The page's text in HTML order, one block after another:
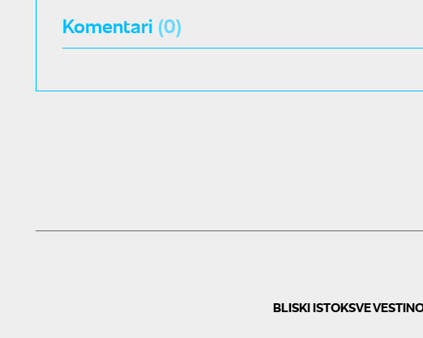
Komentari (0)
BLISKI ISTOKSVE VESTI